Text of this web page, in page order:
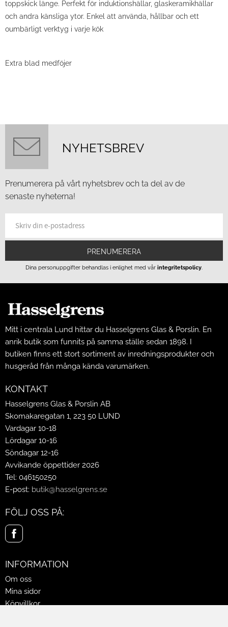
toppskick länge. Perfekt för induktionshällar, glaskeramikhällar
och andra känsliga ytor. Enkel att använda, hållbar och ett
oumbärligt verktyg i varje kök
Extra blad medföjer
NYHETSBREV
Prenumerera på vårt nyhetsbrev och ta del av de
senaste nyheterna!
PRENUMERERA
Dina personuppgifter behandlas i enlighet med vår integritetspolicy
Mitt i centrala Lund hittar du Hasselgrens Glas & Porslin. En
anrik butik som funnits på samma ställe sedan 1898. I
butiken finns ett stort sortiment av inredningsprodukter och
husgeråd från många kända varumärken.
KONTAKT
Hasselgrens Glas & Porslin AB
Skomakaregatan 1, 223 50 LUND
Vardagar 10-18
Lördagar 10-16
Söndagar 12-16
Avvikande öppettider 2026
Tel: 046150250
E-post: butik@hasselgrens.se
FÖLJ OSS PÅ:
INFORMATION
Om oss
Mina sidor
Köpvillkor